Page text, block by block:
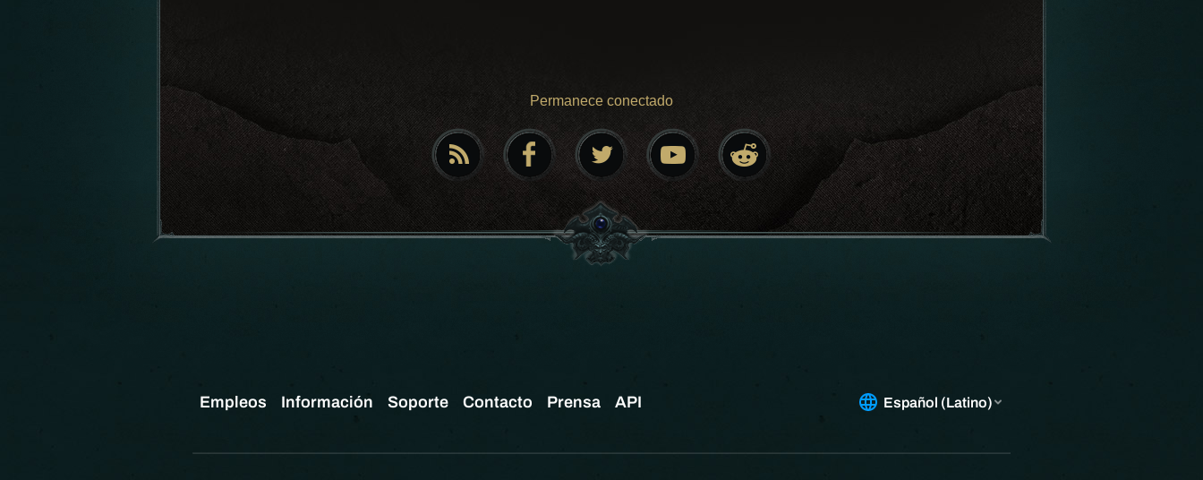
Permanece conectado